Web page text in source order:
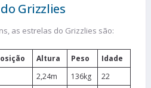
Grizzlies
as estrelas do Grizzlies são:
Altura Peso
Idade
2,24m 136kg
22